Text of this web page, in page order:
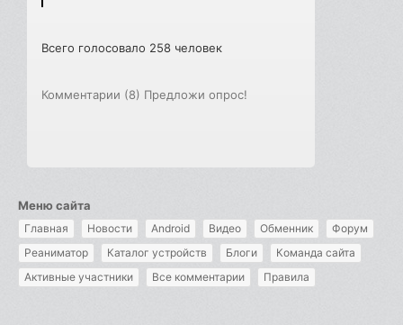
Всего голосовало 258 человек
Комментарии (8) Предложи опрос!
Меню сайта
Главная Новости Android Видео Обменник
Форум
Реаниматор
Каталог устройств Блоги
Команда сайта
Активные участники
Все комментарии Правила